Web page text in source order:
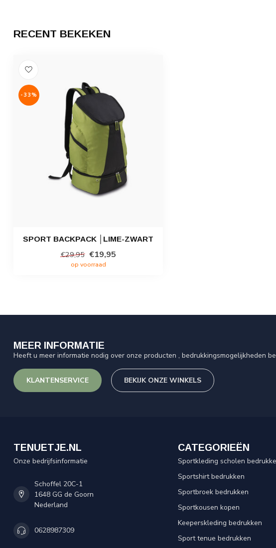
RECENT BEKEKEN
-33%
SPORT BACKPACK │LIME-ZWART
€29,95 €19,95
op voorraad
MEER INFORMATIE
Heeft u meer informatie nodig over onze producten , bedrukkingsmogelijkheden
KLANTENSERVICE BEKIJK ONZE WINKELS
TENUETJE.NL
Onze bedrijfsinformatie
Schoffel 20C-1
1648 GG de Goorn
Nederland
0628987309
CATEGORIEËN
Sportkleding scholen
Sportshirt bedrukken
Sportbroek bedrukken
Sportkousen kopen
Keeperskleding bedrukken
Sport tenue bedrukken